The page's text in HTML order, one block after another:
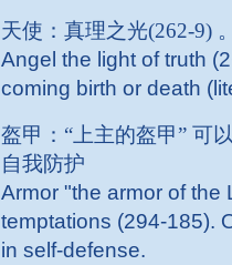
天使：真理之光(262-9)
Angel the light of truth
coming birth or death
盔甲：“上主的盔甲” 可
自我防护
Armor "the armor of the
temptations (294-185).
in self-defense.